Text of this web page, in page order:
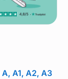
A1, A2, A3